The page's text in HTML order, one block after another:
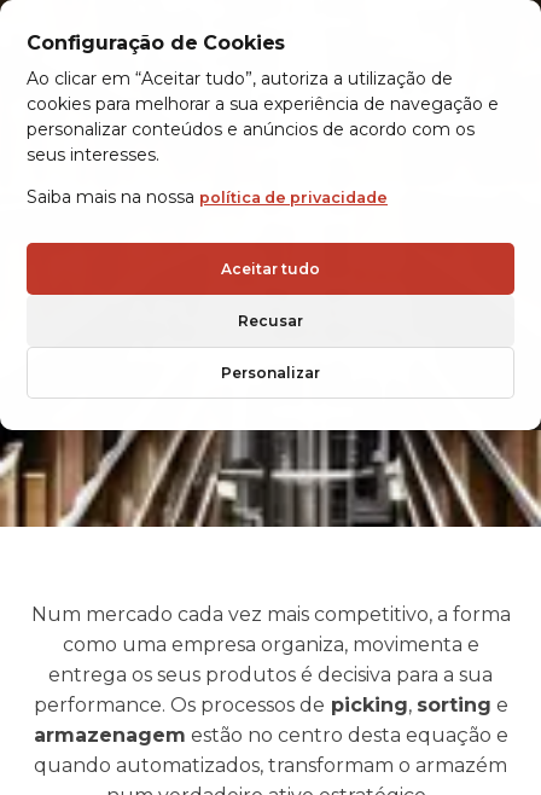
Configuração de Cookies
Ao clicar em “Aceitar tudo”, autoriza a utilização de
cookies para melhorar a sua experiência de navegação e
personalizar conteúdos e anúncios de acordo com os
seus interesses.
Saiba mais na nossa política de privacidade
Aceitar tudo
Recusar
Personalizar
APLICAÇÕES DE
ARMAZENAGEM
Num mercado cada vez mais competitivo, a forma
como uma empresa organiza, movimenta e
entrega os seus produtos é decisiva para a sua
performance. Os processos de picking, sorting e
armazenagem estão no centro desta equação e
quando automatizados, transformam o armazém